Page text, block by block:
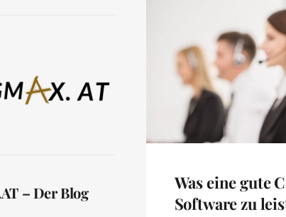
– Der Blog
Was eine gute
Software zu